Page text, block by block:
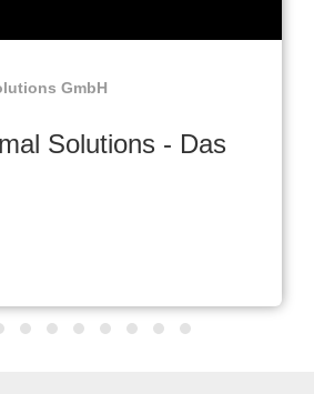
GmbH
Solutions - Das